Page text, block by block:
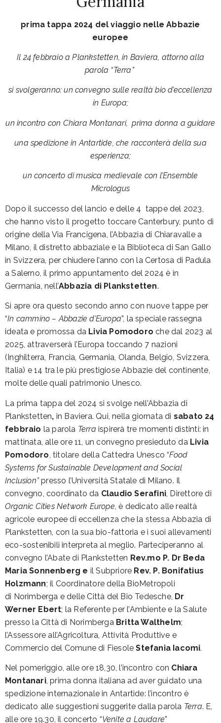
prima tappa 2024 del viaggio nelle Abbazie
europee
Il 24 febbraio a Plankstetten, in Baviera, attorno alla
parola “Terra”
si svolgeranno: un convegno sulle realtà bio d’eccellenza
in Europa;
un incontro con Chiara Montanari, prima donna a guidare
una spedizione in Antartide, che racconterà della sua
esperienza;
un concerto di musica medievale con l’Ensemble
Micrologus
Dopo il successo del lancio e delle 4 tappe del 2023,
che hanno visto il progetto toccare Canterbury, punto di
origine della Via Francigena, l’Abbazia di Chiaravalle a
Milano, il distretto abbaziale e la Biblioteca di San Gallo
in Svizzera, per chiudere l’anno con la Certosa di Padula
a Salerno, il primo appuntamento del 2024 è in
Germania, nell’Abbazia di Plankstetten.
Si apre ora questo secondo anno con nuove tappe per
“In cammino – Abbazie d’Europa”, la speciale rassegna
ideata e promossa da Livia Pomodoro che dal 2023 al
2025, attraverserà l’Europa toccando 7 nazioni
(Inghilterra, Francia, Germania, Olanda, Belgio, Svizzera,
Italia) e 14 tra le più prestigiose Abbazie del continente,
molte delle quali patrimonio Unesco.
La prima tappa del 2024 si svolge nell’Abbazia di
Plankstetten, in Baviera. Qui, nella giornata di sabato 24
febbraio la parola Terra ispirerà tre momenti distinti: in
mattinata, alle ore 11, un convegno presieduto da Livia
Pomodoro , titolare della Cattedra Unesco “Food
Systems for Sustainable Development and Social
Inclusion”presso l’Università Statale di Milano. Il
convegno, coordinato da Claudio Serafini , Direttore di
Organic Cities Network Europe , è dedicato alle realtà
agricole europee di eccellenza che la stessa Abbazia di
Plankstetten, con la sua bio-fattoria e i suoi allevamenti
eco-sostenibili interpreta al meglio. Parteciperanno al
convegno l’Abate di Plankstetten Rev.mo P. Dr Beda
Maria Sonnenberg e il Subpriore Rev. P. Bonifatius
Holzmann; il Coordinatore della BioMetropoli
di Norimberga e delle Città del Bio Tedesche, Dr
Werner Ebert; la Referente per l’Ambiente e la Salute
presso la Città di Norimberga Britta Walthelm;
l’Assessore all’Agricoltura, Attività Produttive e
Commercio del Comune di FiesoleStefania Iacomi.
Nel pomeriggio, alle ore 18,30, l’incontro con Chiara
Montanari, prima donna italiana ad aver guidato una
spedizione internazionale in Antartide: l’incontro è
dedicato alle suggestioni suggerite dalla parola Terra. E,
alle ore 19.30, il concerto “Venite a Laudare”